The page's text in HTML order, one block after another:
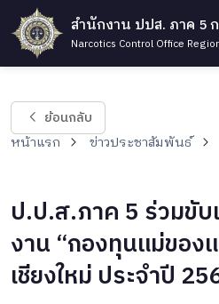
สำนักงาน ปปส. ภาค 5
Narcotics Control Office
ย้อนกลับ
หน้าแรก ข่าวประชาสัมพันธ์
ป.ป.ส.ภาค 5 ร่วมขับ
งาน “กองทุนแม่ของ
เชียงใหม่ ประจำปี